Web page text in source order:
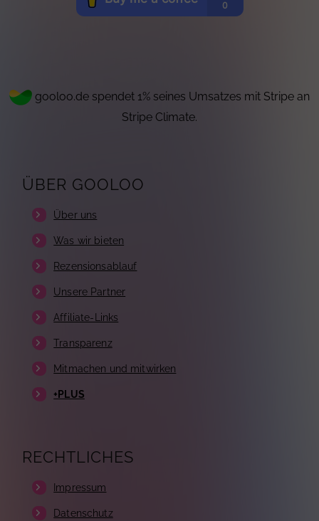
gooloo.de spendet 1% seines Umsatzes mit Stripe an
Stripe Climate.
ÜBER GOOLOO
Über uns
Was wir bieten
Rezensionsablauf
Unsere Partner
Affiliate-Links
Transparenz
Mitmachen und mitwirken
+PLUS
RECHTLICHES
Impressum
Datenschutz